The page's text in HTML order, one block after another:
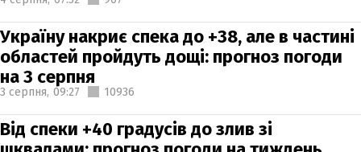
Україну накриє спека до +38, але в частині
областей пройдуть дощі: прогноз погоди
на 3 серпня
3 серпня, 09:27 10936
Від спеки +40 градусів до злив зі